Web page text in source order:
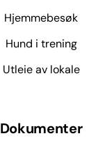
Hjemmebesøk
Hund i trening
Utleie av lokale
Dokumenter